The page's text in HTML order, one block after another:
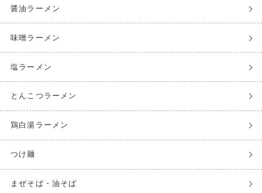
醤油ラーメン
味噌ラーメン
塩ラーメン
とんこつラーメン
鶏白湯ラーメン
つけ麺
まぜそば・油そば